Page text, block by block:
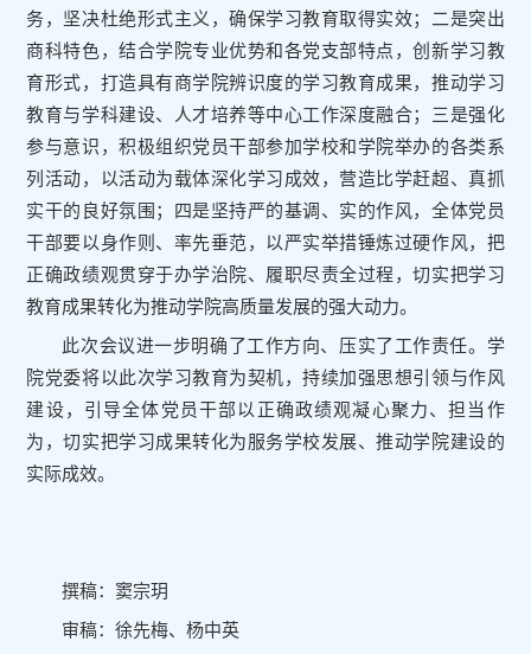
务，坚决杜绝形式主义，确保学习教育取得实效；二是突出
商科特色，结合学院专业优势和各党支部特点，创新学习教
育形式，打造具有商学院辨识度的学习教育成果，推动学习
教育与学科建设、人才培养等中心工作深度融合；三是强化
参与意识，积极组织党员干部参加学校和学院举办的各类系
列活动，以活动为载体深化学习成效，营造比学赶超、真抓
实干的良好氛围；四是坚持严的基调、实的作风，全体党员
干部要以身作则、率先垂范，以严实举措锤炼过硬作风，把
正确政绩观贯穿于办学治院、履职尽责全过程，切实把学习
教育成果转化为推动学院高质量发展的强大动力。
此次会议进一步明确了工作方向、压实了工作责任。学
院党委将以此次学习教育为契机，持续加强思想引领与作风
建设，引导全体党员干部以正确政绩观凝心聚力、担当作
为，切实把学习成果转化为服务学校发展、推动学院建设的
实际成效。
撰稿：窦宗玥
审稿：徐先梅、杨中英